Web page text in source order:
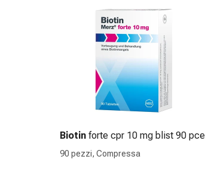
Bruciore
stomaco
Emorroidi
Nausea
vomito
Biotin forte cpr 10 mg blist 90 pce
90 pezzi, Compressa